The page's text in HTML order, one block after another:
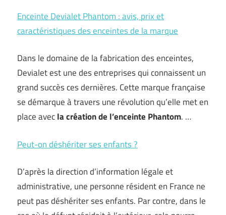
Enceinte Devialet Phantom : avis, prix et
caractéristiques des enceintes de la marque
Dans le domaine de la fabrication des enceintes,
Devialet est une des entreprises qui connaissent un
grand succès ces dernières. Cette marque française
se démarque à travers une révolution qu’elle met en
place avecla création de l’enceinte Phantom. …
Peut-on déshériter ses enfants ?
D’après la direction d’information légale et
administrative, une personne résident en France ne
peut pas déshériter ses enfants. Par contre, dans le